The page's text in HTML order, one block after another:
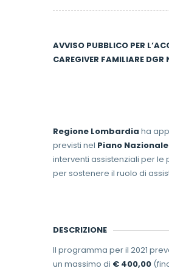
AVVISO PUBBLICO PER
CAREGIVER FAMILIARE
Regione Lombardia ha
previsti nel Piano
interventi assistenziali per
per sostenere il ruolo di
DESCRIZIONE
Il programma per il 2021
un massimo di € 400,00